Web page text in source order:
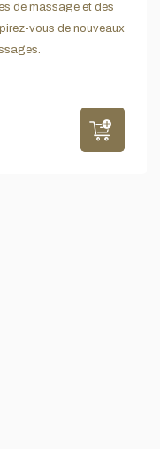
de massage et des
vous de nouveaux